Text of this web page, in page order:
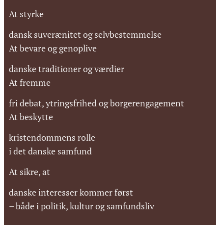
At styrke
dansk suverænitet og selvbestemmelse
At bevare og genoplive
danske traditioner og værdier
At fremme
fri debat, ytringsfrihed og borgerengagement
At beskytte
kristendommens rolle
i det danske samfund
At sikre, at
danske interesser kommer først
– både i politik, kultur og samfundsliv